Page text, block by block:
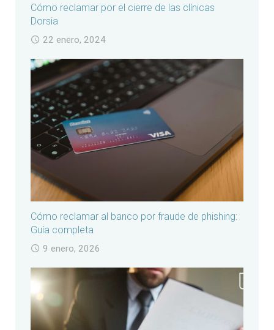
Cómo reclamar por el cierre de las clínicas
Dorsia
22 enero, 2024
Cómo reclamar al banco por fraude de phishing:
Guía completa
9 enero, 2026